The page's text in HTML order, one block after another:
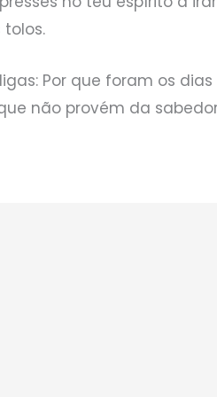
Por que foram os
não provém da